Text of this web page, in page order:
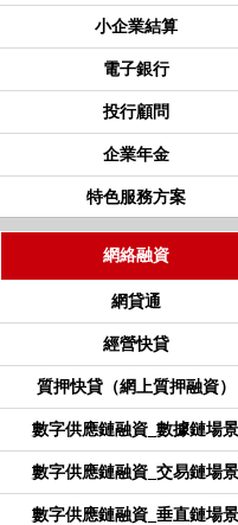
小企業結算
電子銀行
投行顧問
企業年金
特色服務方案
網絡融資
網貸通
經營快貸
質押快貸（網上質押融資）
數字供應鏈融資_數據鏈場景
數字供應鏈融資_交易鏈場景
數字供應鏈融資_垂直鏈場景